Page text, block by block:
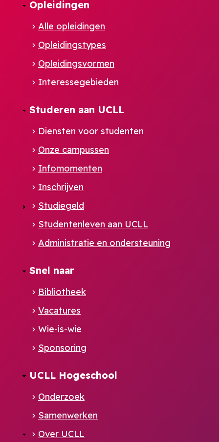
Footer
NL
Opleidingen
Alle opleidingen
Opleidingstypes
Opleidingsvormen
Interessegebieden
Studeren aan UCLL
Diensten voor studenten
Onze campussen
Infomomenten
Inschrijven
Studiegeld
Studentenleven aan UCLL
Administratie en ondersteuning
Snel naar
Bibliotheek
Vacatures
Wie-is-wie
Sponsoring
UCLL Hogeschool
Onderzoek
Samenwerken
Over UCLL